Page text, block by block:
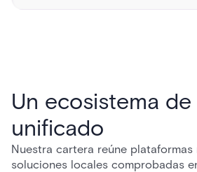
Un ecosistema
unificado
Nuestra cartera reúne
soluciones locales comprobadas